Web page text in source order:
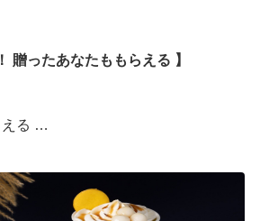
贈ったあなたももらえる ​】
る
リーズデジタルギフト2,000円分を
分のデジタルギフトがもらえるキャ